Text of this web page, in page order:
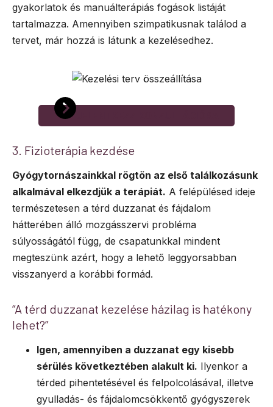
gyakorlatok és manuálterápiás fogások listáját
tartalmazza. Amennyiben szimpatikusnak találod a
tervet, már hozzá is látunk a kezelésedhez.
3. Fizioterápia kezdése
Gyógytornászainkkal rögtön az első találkozásunk
alkalmával elkezdjük a terápiát. A felépülésed ideje
természetesen a térd duzzanat és fájdalom
hátterében álló mozgásszervi probléma
súlyosságától függ, de csapatunkkal mindent
megteszünk azért, hogy a lehető leggyorsabban
visszanyerd a korábbi formád.
“A térd duzzanat kezelése házilag is hatékony
lehet?”
Igen, amennyiben a duzzanat egy kisebb
sérülés következtében alakult ki. Ilyenkor a
térded pihentetésével és felpolcolásával, illetve
gyulladás- és fájdalomcsökkentő gyógyszerek